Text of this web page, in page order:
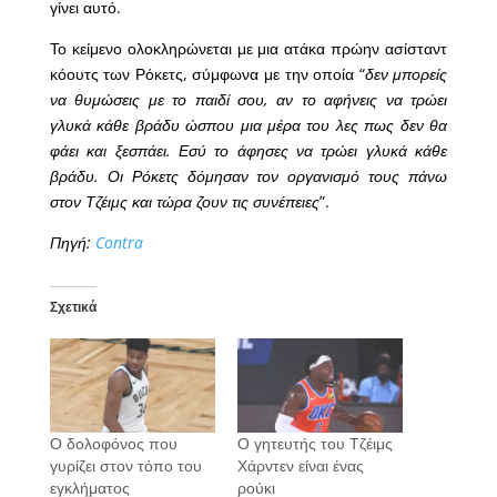
γίνει αυτό.
Το κείμενο ολοκληρώνεται με μια ατάκα πρώην ασίσταντ
κόουτς των Ρόκετς, σύμφωνα με την οποία “δεν μπορείς
να θυμώσεις με το παιδί σου, αν το αφήνεις να τρώει
γλυκά κάθε βράδυ ώσπου μια μέρα του λες πως δεν θα
φάει και ξεσπάει. Εσύ το άφησες να τρώει γλυκά κάθε
βράδυ. Οι Ρόκετς δόμησαν τον οργανισμό τους πάνω
στον Τζέιμς και τώρα ζουν τις συνέπειες”.
Πηγή: Contra
Σχετικά
Ο δολοφόνος που
γυρίζει στον τόπο του
εγκλήματος
Ο γητευτής του Τζέιμς
Χάρντεν είναι ένας
ρούκι